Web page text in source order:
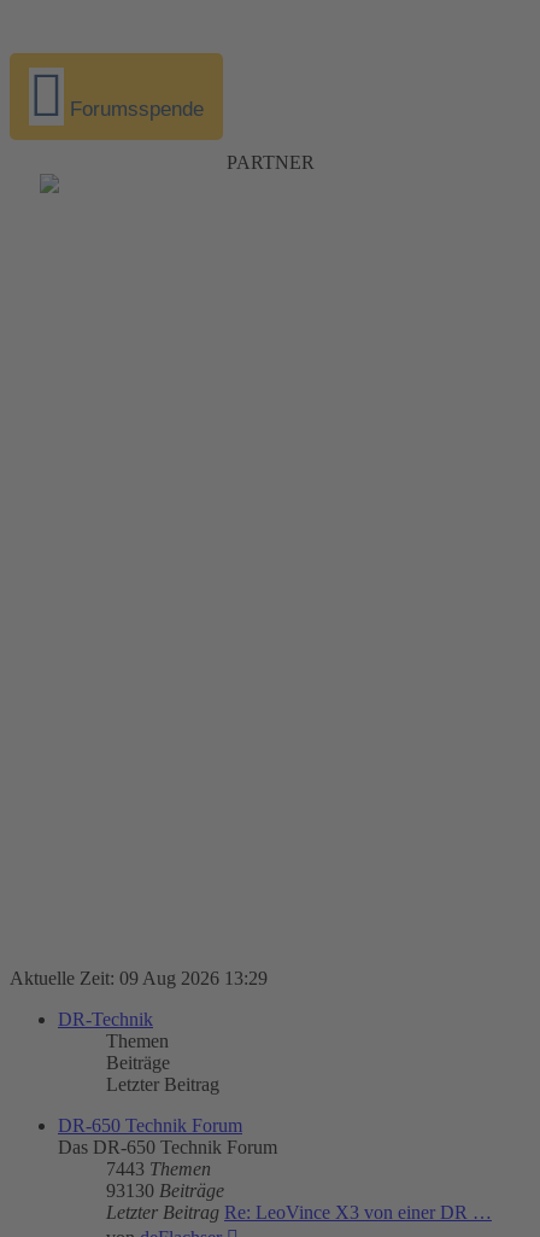
Forumsspende
PARTNER
Aktuelle Zeit: 09 Aug 2026 13:29
DR-Technik
Themen
Beiträge
Letzter Beitrag
DR-650 Technik Forum
Das DR-650 Technik Forum
7443 Themen
93130 Beiträge
Letzter Beitrag Re: LeoVince X3 von einer DR …